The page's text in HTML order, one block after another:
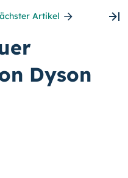
Artikel
Dyson